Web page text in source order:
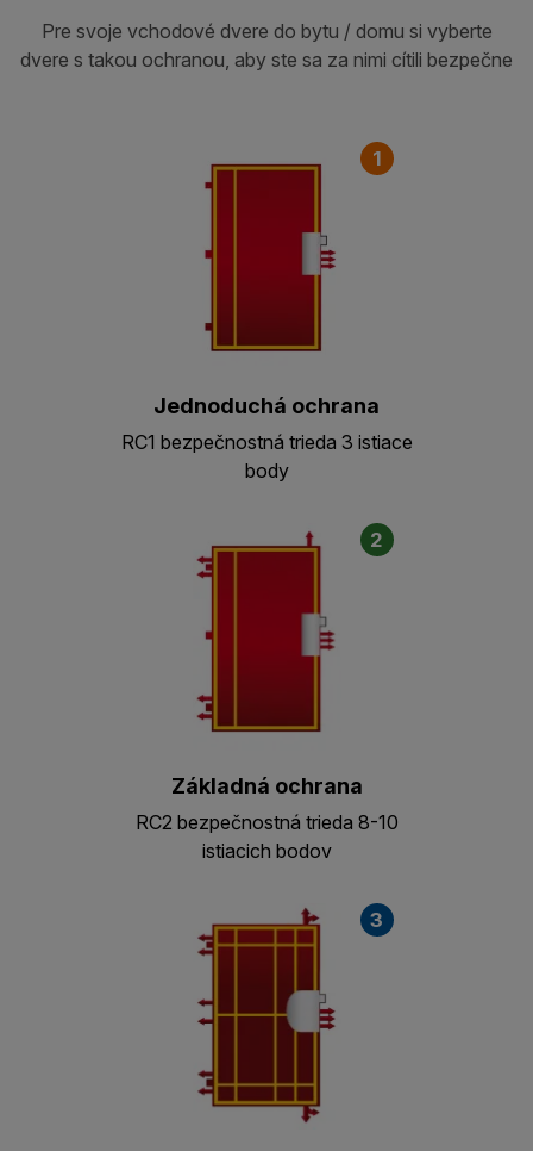
Pre svoje vchodové dvere do bytu / domu si vyberte
dvere s takou ochranou, aby ste sa za nimi cítili bezpečne
1
Jednoduchá ochrana
RC1 bezpečnostná trieda 3 istiace
body
2
Základná ochrana
RC2 bezpečnostná trieda 8-10
istiacich bodov
3